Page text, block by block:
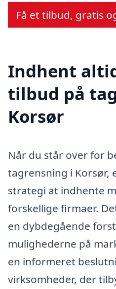
Få et tilbud, gratis
Indhent
tilbud på
Korsør
Når du står over for
tagrensning i Korsør,
strategi at indhente
forskellige firmaer.
en dybdegående
mulighederne på
en informeret
virksomheder, der